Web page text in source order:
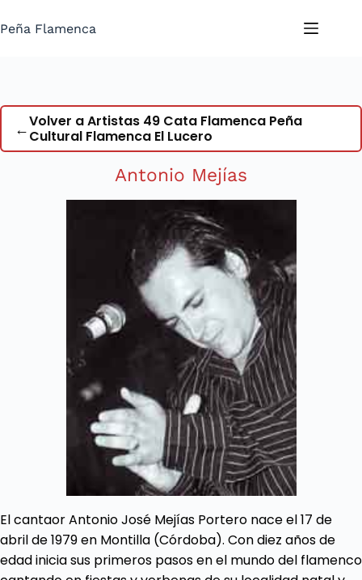
al
Peña Flamenca
←Volver a Artistas 49 Cata Flamenca Peña
Cultural Flamenca El Lucero
Antonio Mejías
El cantaor Antonio José Mejías Portero nace el 17 de
abril de 1979 en Montilla (Córdoba). Con diez años de
edad inicia sus primeros pasos en el mundo del flamenco